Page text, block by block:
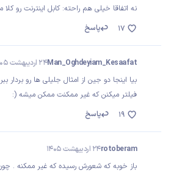
نه اتفاقا خیلی هم راحته: کابل اینترنت رو
پاسخ
17
Man_Oghdeyiam_Kesaafat24 اردیبهشت 1405
بیا اینجا دو جین از امثال جلیلی ها رو بردار
فیلتر میکنن که غیر ممکنت ممکن میشه (:
پاسخ
19
rotoberam24 اردیبهشت 1405
باز خوبه که شعورش رسیده که غیر ممکنه .